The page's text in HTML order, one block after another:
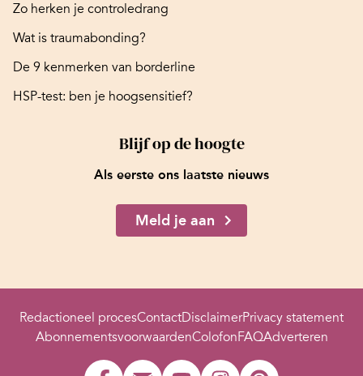
Zo herken je controledrang
Wat is traumabonding?
De 9 kenmerken van borderline
HSP-test: ben je hoogsensitief?
Blijf op de hoogte
Als eerste ons laatste nieuws
Meld je aan
Redactioneel procesContactDisclaimerPrivacy statement
AbonnementsvoorwaardenColofonFAQAdverteren